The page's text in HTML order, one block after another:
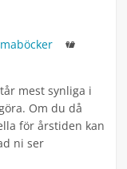
mest synliga i
Om du då
för årstiden kan
ni ser